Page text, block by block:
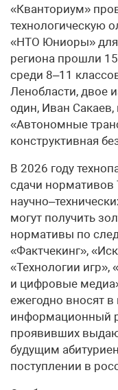
«Кванториум»
технологическую
«НТО Юниоры» для
региона прошли
среди 8–11
Ленобласти, двое
один, Иван
«Автономные
конструктивная
В 2026 году
сдачи нормативов
могут получить
нормативы по
«Фактчекинг»,
«Технологии игр»,
и цифровые
ежегодно вносят в
информационный
проявивших
будущим
поступлении в